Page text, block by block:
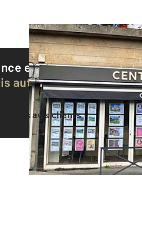
est notée9,7/10
authentifiés par
tous les avis clients